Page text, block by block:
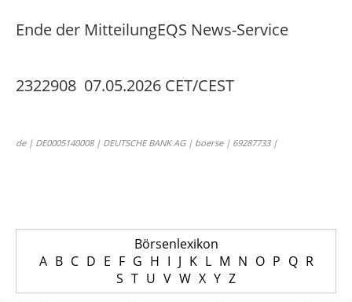
Ende der MitteilungEQS News-Service
2322908 07.05.2026 CET/CEST
de | DE0005140008 | DEUTSCHE BANK AG | boerse | 69287733 |
Börsenlexikon
A B C D E F G H I J K L M N O P Q R
S T U V W X Y Z